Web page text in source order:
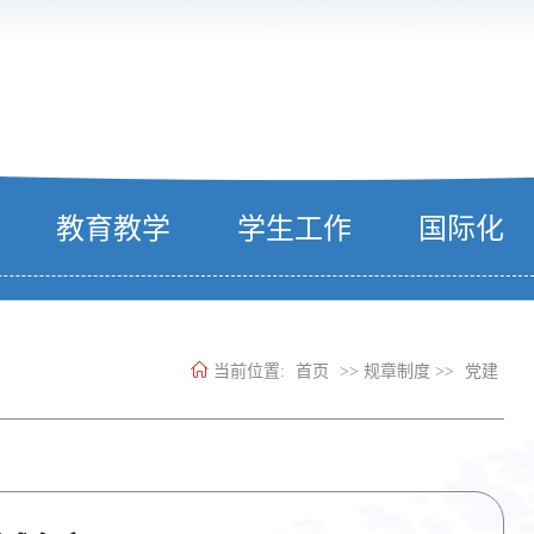
教育教学 学生工作 国际化
当前位置: 首页 >> 规章制度 >> 党建